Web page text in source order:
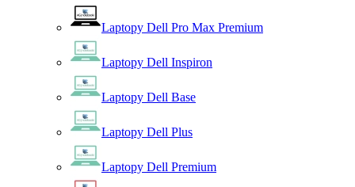
Laptopy Dell Pro Max Premium
Laptopy Dell Inspiron
Laptopy Dell Base
Laptopy Dell Plus
Laptopy Dell Premium